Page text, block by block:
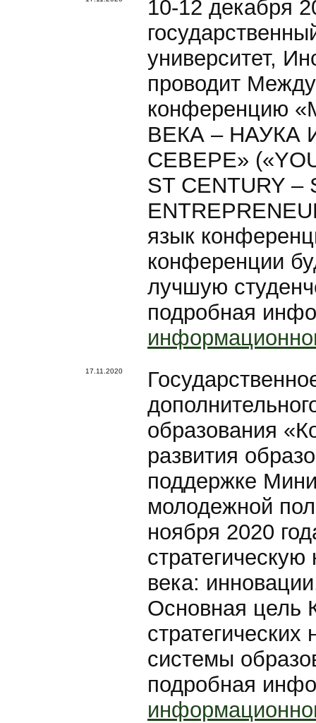
10-12 декабря
университет,
проводит
конференцию
ВЕКА –
СЕВЕРЕ»
ST CENTURY –
язык
конференции
лучшую
подробная
17.11.2020
образования
развития
поддержке
молодежной
ноября 2020
века:
Основная цель
системы
подробная